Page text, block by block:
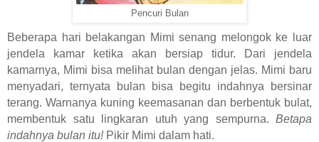
Pencuri Bulan
Beberapa hari belakangan Mimi senang melongok ke luar
jendela kamar ketika akan bersiap tidur. Dari jendela
kamarnya, Mimi bisa melihat bulan dengan jelas. Mimi baru
menyadari, ternyata bulan bisa begitu indahnya bersinar
terang. Warnanya kuning keemasanan dan berbentuk bulat,
membentuk satu lingkaran utuh yang sempurna. Betapa
indahnya bulan itu! Pikir Mimi dalam hati.